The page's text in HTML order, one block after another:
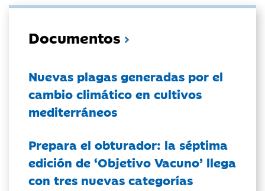
Documentos
Nuevas plagas generadas por el
cambio climático en cultivos
mediterráneos
Prepara el obturador: la séptima
edición de ‘Objetivo Vacuno’ llega
con tres nuevas categorías